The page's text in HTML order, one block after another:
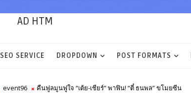
AD HTM
SEO SERVICE DROPDOWN POST FORMATS
event96
คืนฟูลมูนฟูใจ “เต้ย-เชียร์” พาฟิน! “ตี๋ ธนพล” ขโมยซีน